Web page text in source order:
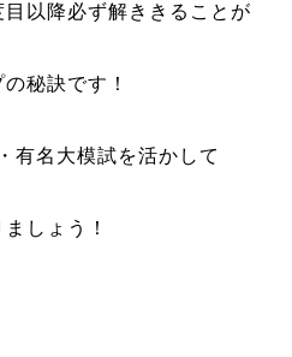
以降必ず解ききることが
秘訣です！
有名大模試を活かして
しょう！